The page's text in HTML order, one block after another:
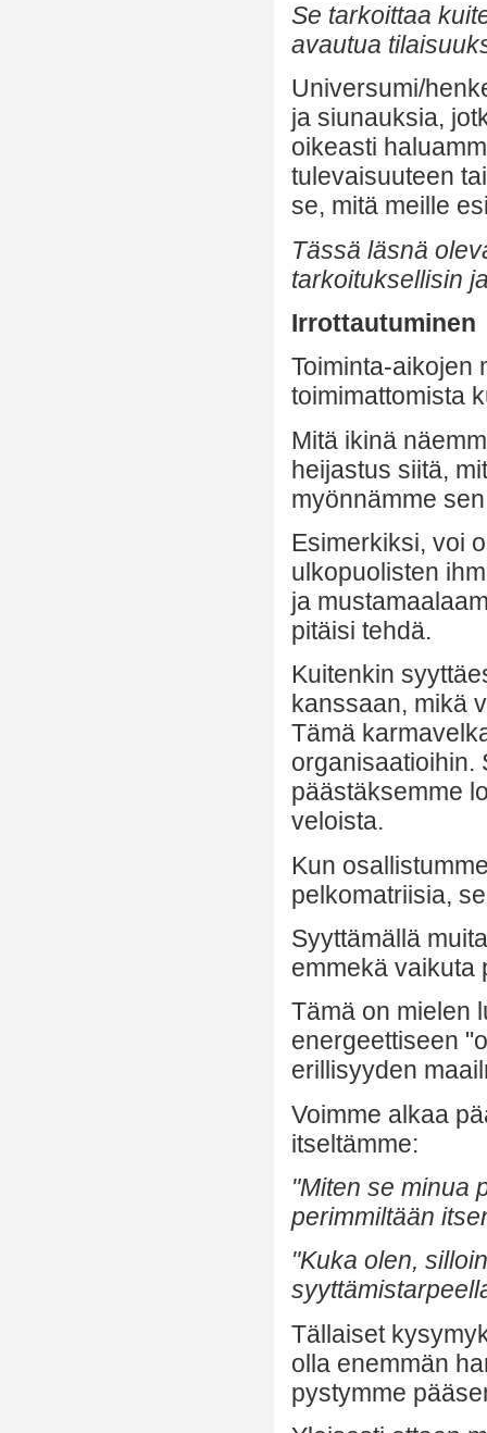
Se tarkoittaa
avautua
Universumi/
ja siunauksia,
oikeasti
tulevaisuuteen
se, mitä meille
Tässä läsnä
tarkoituksellisin
Irrottautuminen
Toiminta-aikojen
toimimattomista
Mitä ikinä
heijastus siitä,
myönnämme
Esimerkiksi, voi
ulkopuolisten
ja
pitäisi tehdä.
Kuitenkin
kanssaan, mikä
Tämä
organisaatioihin.
päästäksemme
veloista.
Kun
pelkomatriisia,
Syyttämällä
emmekä vaikuta
Tämä on mielen
energeettiseen
erillisyyden
Voimme alkaa
itseltämme:
"Miten se minua
perimmiltään
"Kuka olen,
Tällaiset
olla enemmän
pystymme